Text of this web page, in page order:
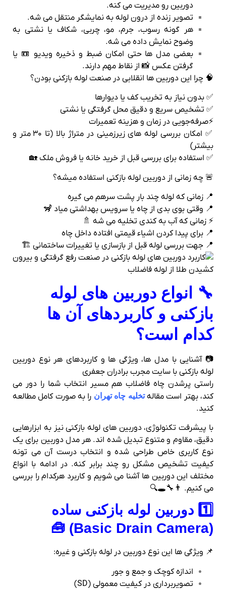
دوربین رو مدیریت می‌ کنه.
تصویر زنده از درون لوله به نمایشگر منتقل می‌ شه.
هر گونه رسوب، جرم، مو، چربی، شکاف یا نشتی به‌
وضوح نمایش داده می‌ شه.
بعضی مدل‌ ها حتی امکان ضبط و ذخیره ویدیو 📼 یا
گرفتن عکس 📸 از نقاط مهم دارند.
🧠 چرا این دوربین‌ ها انقلابی در صنعت لوله‌ بازکنی بودن؟
✅ بدون نیاز به تخریب کف یا دیوارها
✅ تشخیص سریع و دقیق محل گرفتگی یا نشتی
⚡صرفه‌جویی در زمان و هزینه تعمیرات
✅ امکان بررسی لوله‌ های زیرزمینی در متراژ بالا (تا ۳۰ متر و
بیشتر)
✅ استفاده برای بررسی قبل از خرید خانه یا فروش ملک 🏡
🚨 چه زمانی از دوربین لوله‌ بازکنی استفاده میشه؟
📍 زمانی که لوله چند بار پشت‌ سر‌هم می‌ گیره
📍 وقتی بوی بدی از چاه یا سرویس بهداشتی میاد 🦨
⚡ زمانی که آب به کندی تخلیه می‌ شه 🚿
📍 برای پیدا کردن اشیاء قیمتی افتاده داخل چاه
📍 جهت بررسی لوله قبل از بازسازی یا تغییرات ساختمانی 🏗️
🔧 انواع دوربین‌ های لوله‌
بازکنی و کاربردهای آن‌ ها
کدام است؟
📷 آشنایی با مدل‌ ها، ویژگی‌ ها و کاربردهای هر نوع دوربین
لوله‌ بازکنی با سایت مجرب برادران جعفری
راستی پرشدن چاه فاضلاب هم مسیر انتخاب شما را دور می
کند، بهتر است مقالهتخلیه چاه تهران را به صورت کامل مطالعه
کنید.
با پیشرفت تکنولوژی، دوربین‌ های لوله‌ بازکنی نیز به ابزارهایی
دقیق، مقاوم و متنوع تبدیل شده‌ اند. هر مدل دوربین برای یک
نوع کاربری خاص طراحی شده و انتخاب درست آن می‌ تونه
کیفیت تشخیص مشکل رو چند برابر کنه. در ادامه با انواع
مختلف این دوربین‌ ها آشنا می‌ شویم و کاربرد هرکدام را بررسی
می‌ کنیم. 👨‍🔧🕳️🔍
1️⃣ دوربین لوله‌ بازکنی ساده
(Basic Drain Camera) 🧰
📌 ویژگی‌ ها این نوع دوربین در لوله بازکنی و غیره:
اندازه کوچک و جمع‌ و جور
تصویربرداری در کیفیت معمولی (SD)